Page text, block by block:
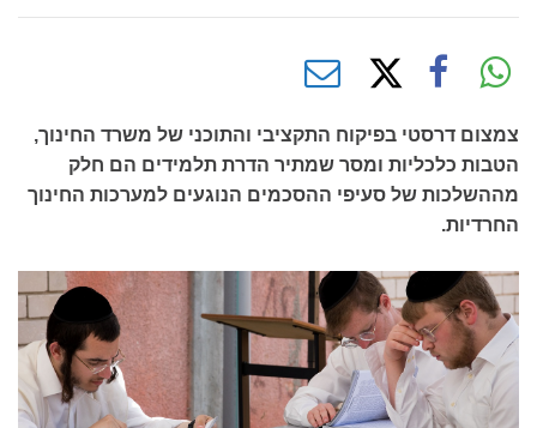
צמצום דרסטי בפיקוח התקציבי והתוכני של משרד החינוך,
הטבות כלכליות ומסר שמתיר הדרת תלמידים הם חלק
מההשלכות של סעיפי ההסכמים הנוגעים למערכות החינוך
החרדיות.